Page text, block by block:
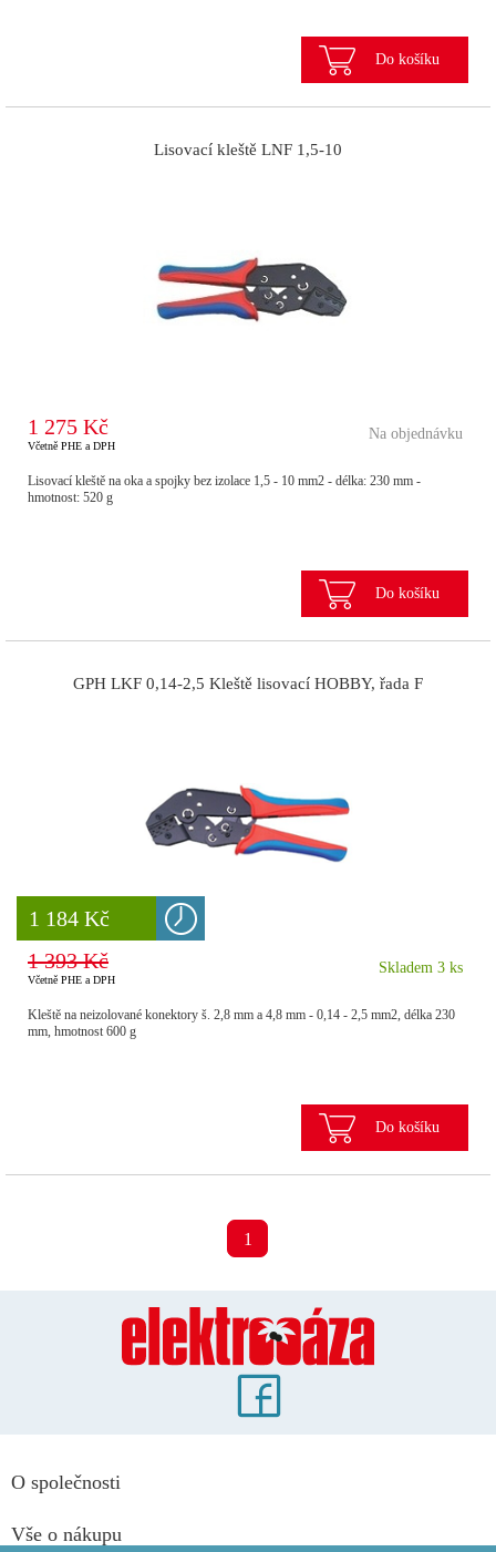
Do košíku
Lisovací kleště LNF 1,5-10
1 275 Kč
Včetně PHE a DPH
Na objednávku
Lisovací kleště na oka a spojky bez izolace 1,5 - 10 mm2 - délka: 230 mm -
hmotnost: 520 g
Do košíku
8 777 Kč
1 184 Kč
GPH LKF 0,14-2,5 Kleště lisovací HOBBY, řada F
1 393 Kč
Včetně PHE a DPH
Skladem 3 ks
Kleště na neizolované konektory š. 2,8 mm a 4,8 mm - 0,14 - 2,5 mm2, délka 230
mm, hmotnost 600 g
Do košíku
1
O společnosti
Vše o nákupu